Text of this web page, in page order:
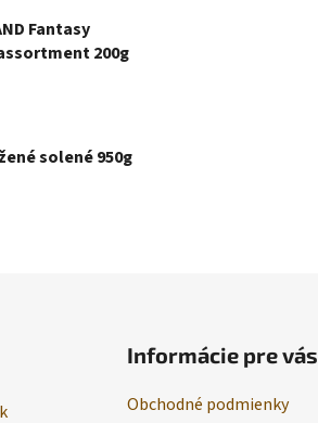
Fantasy
200g
solené 950g
Informácie pre vás
Obchodné podmienky